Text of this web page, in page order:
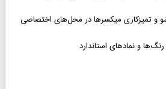
و تمیزکاری میکسرها در محل‌های اختصاصی
و نمادهای استاندارد